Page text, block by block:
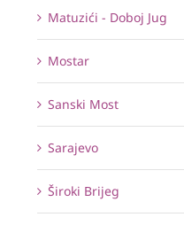
Matuzići - Doboj Jug
Mostar
Sanski Most
Sarajevo
Široki Brijeg